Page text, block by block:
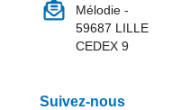
Mélodie -
59687 LILLE
CEDEX 9
Suivez-nous